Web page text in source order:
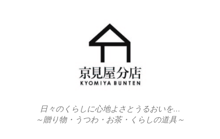
日々のくらしに心地よさとうるおいを…
～贈り物・うつわ・お茶・くらしの道具～